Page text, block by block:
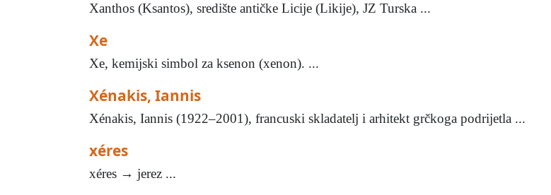
Xanthos (Ksantos), središte antičke Licije (Likije), JZ Turska ...
Xe
Xe, kemijski simbol za ksenon (xenon). ...
Xénakis, Iannis
Xénakis, Iannis (1922–2001), francuski skladatelj i arhitekt grčkoga podrijetla ...
xéres
xéres → jerez ...